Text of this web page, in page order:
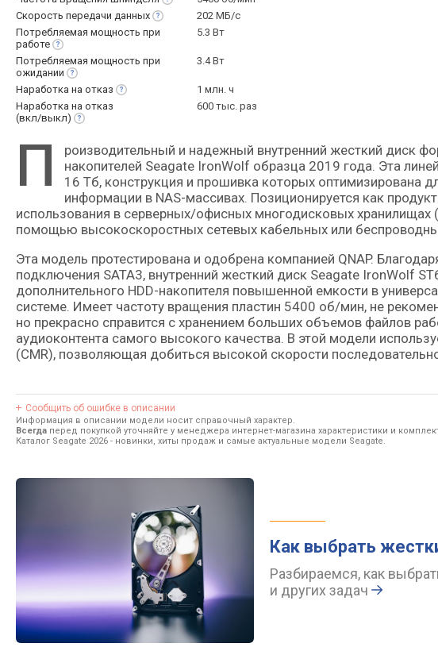
Скорость передачи данных
202 МБ/с
Потребляемая мощность при
работе
5.3 Вт
Потребляемая мощность при
ожидании
3.4 Вт
Наработка на отказ
1 млн. ч
Наработка на отказ
(вкл/выкл)
600 тыс. раз
П
роизводительный и надежный внутренний жесткий диск форм-фактора 3.5" из семейства серверных HDD-
накопителей Seagate IronWolf образца 2019 года. Эта
16 Тб, конструкция и прошивка которых оптимизирована
информации в NAS-массивах. Позиционируется как
использования в серверных/офисных многодисковых
помощью высокоскоростных сетевых кабельных или
Эта модель протестирована и одобрена компанией QNAP.
подключения SATA3, внутренний жесткий диск Seagate IronWolf
дополнительного HDD-накопителя повышенной емкости в
системе. Имеет частоту вращения пластин 5400 об/мин, не
но прекрасно справится с хранением больших объемов файлов
аудиоконтента самого высокого качества. В этой модели
(СMR), позволяющая добиться высокой скорости
Сообщить об ошибке в описании
Информация в описании модели носит справочный характер.
Всегда перед покупкой уточняйте у менеджера интернет-магазина характеристики и
Каталог Seagate 2026 - новинки, хиты продаж и самые актуальные модели Seagate.
Как выбрать
Разбираемся, как
и других задач